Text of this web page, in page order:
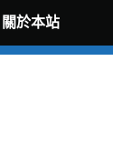
關於本站